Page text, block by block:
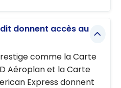
donnent accès au
comme la Carte
Aéroplan et la Carte
Express donnent